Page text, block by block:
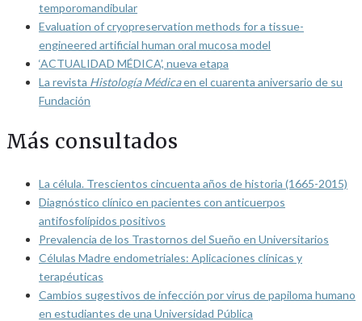
temporomandibular
Evaluation of cryopreservation methods for a tissue-
engineered artificial human oral mucosa model
‘ACTUALIDAD MÉDICA’, nueva etapa
La revista Histología Médicaen el cuarenta aniversario de su
Fundación
Más consultados
La célula. Trescientos cincuenta años de historia (1665-2015)
Diagnóstico clínico en pacientes con anticuerpos
antifosfolípidos positivos
Prevalencia de los Trastornos del Sueño en Universitarios
Células Madre endometriales: Aplicaciones clínicas y
terapéuticas
Cambios sugestivos de infección por virus de papiloma humano
en estudiantes de una Universidad Pública